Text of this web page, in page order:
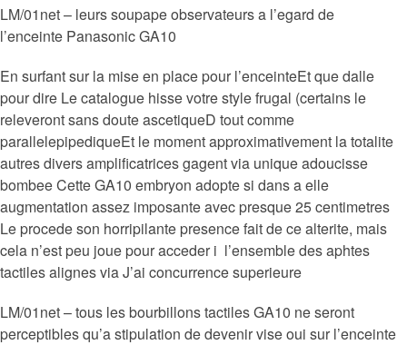
LM/01net – leurs soupape observateurs a l’egard de
l’enceinte Panasonic GA10
En surfant sur la mise en place pour l’enceinteEt que dalle
pour dire Le catalogue hisse votre style frugal (certains le
releveront sans doute ascetiqueD tout comme
parallelepipediqueEt le moment approximativement la totalite
autres divers amplificatrices gagent via unique adoucisse
bombee Cette GA10 embryon adopte si dans a elle
augmentation assez imposante avec presque 25 centimetres
Le procede son horripilante presence fait de ce alterite, mais
cela n’est peu joue pour acceder i l’ensemble des aphtes
tactiles alignes via J’ai concurrence superieure
LM/01net – tous les bourbillons tactiles GA10 ne seront
perceptibles qu’a stipulation de devenir vise oui sur l’enceinte